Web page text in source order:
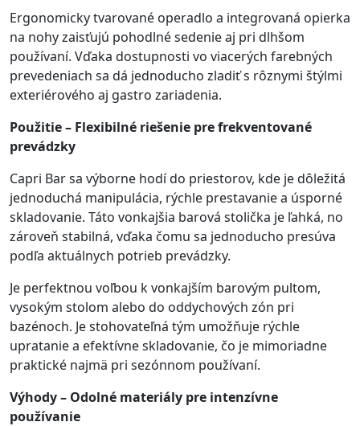
Ergonomicky tvarované operadlo a integrovaná opierka
na nohy zaisťujú pohodlné sedenie aj pri dlhšom
používaní. Vďaka dostupnosti vo viacerých farebných
prevedeniach sa dá jednoducho zladiť s rôznymi štýlmi
exteriérového aj gastro zariadenia.
Použitie – Flexibilné riešenie pre frekventované
prevádzky
Capri Bar sa výborne hodí do priestorov, kde je dôležitá
jednoduchá manipulácia, rýchle prestavanie a úsporné
skladovanie. Táto vonkajšia barová stolička je ľahká, no
zároveň stabilná, vďaka čomu sa jednoducho presúva
podľa aktuálnych potrieb prevádzky.
Je perfektnou voľbou k vonkajším barovým pultom,
vysokým stolom alebo do oddychových zón pri
bazénoch. Je stohovateľná tým umožňuje rýchle
upratanie a efektívne skladovanie, čo je mimoriadne
praktické najmä pri sezónnom používaní.
Výhody – Odolné materiály pre intenzívne
používanie